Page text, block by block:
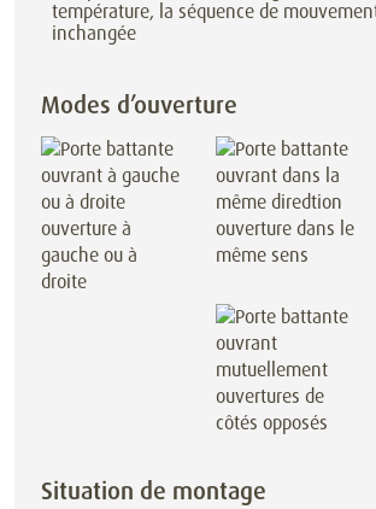
température, la séquence de
inchangée
Modes d’ouverture
ouverture à
gauche ou à
droite
ouverture dans le
même sens
ouvertures de
côtés opposés
Situation de montage